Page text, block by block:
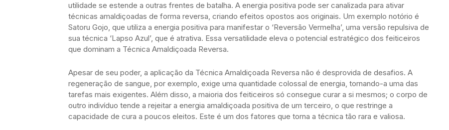
utilidade se estende a outras frentes de batalha. A energia positiva pode ser canalizada para ativar
técnicas amaldiçoadas de forma reversa, criando efeitos opostos aos originais. Um exemplo notório é
Satoru Gojo, que utiliza a energia positiva para manifestar o ‘Reversão Vermelha’, uma versão repulsiva de
sua técnica ‘Lapso Azul’, que é atrativa. Essa versatilidade eleva o potencial estratégico dos feiticeiros
que dominam a Técnica Amaldiçoada Reversa.
Apesar de seu poder, a aplicação da Técnica Amaldiçoada Reversa não é desprovida de desafios. A
regeneração de sangue, por exemplo, exige uma quantidade colossal de energia, tornando-a uma das
tarefas mais exigentes. Além disso, a maioria dos feiticeiros só consegue curar a si mesmos; o corpo de
outro indivíduo tende a rejeitar a energia amaldiçoada positiva de um terceiro, o que restringe a
capacidade de cura a poucos eleitos. Este é um dos fatores que torna a técnica tão rara e valiosa.